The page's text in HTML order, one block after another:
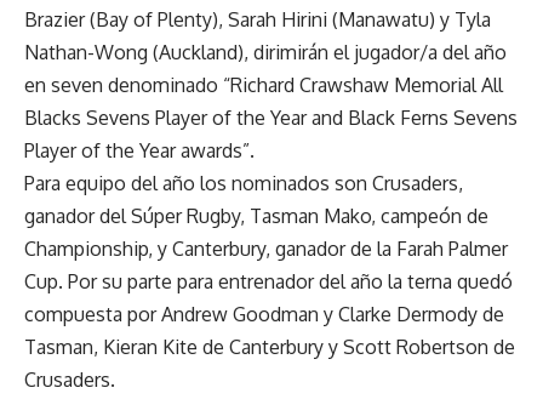
Brazier (Bay of Plenty), Sarah Hirini (Manawatu) y Tyla
Nathan-Wong (Auckland), dirimirán el jugador/a del año
en seven denominado “Richard Crawshaw Memorial All
Blacks Sevens Player of the Year and Black Ferns Sevens
Player of the Year awards”.
Para equipo del año los nominados son Crusaders,
ganador del Súper Rugby, Tasman Mako, campeón de
Championship, y Canterbury, ganador de la Farah Palmer
Cup. Por su parte para entrenador del año la terna quedó
compuesta por Andrew Goodman y Clarke Dermody de
Tasman, Kieran Kite de Canterbury y Scott Robertson de
Crusaders.